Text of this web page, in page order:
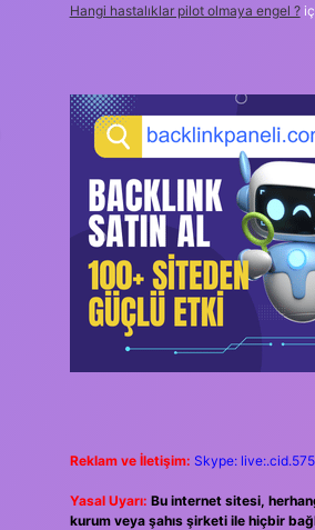
Hangi hastalıklar pilot olmaya engel ?
Reklam ve İletişim: Skype:
Yasal Uyarı: Bu internet sitesi,
kurum veya şahıs şirketi ile hiçbir